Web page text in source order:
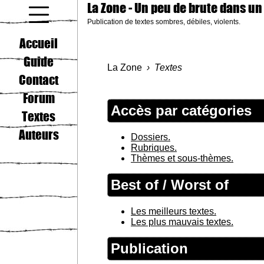
La Zone- Un peu de brute dans
Publication de textes sombres, débiles, violents.
Accueil
Guide
Contact
Forum
Textes
Auteurs
La Zone Textes
Accès par catégories
Dossiers.
Rubriques.
Thèmes et sous-thèmes.
Best of / Worst of
Les meilleurs textes.
Les plus mauvais textes.
Publication